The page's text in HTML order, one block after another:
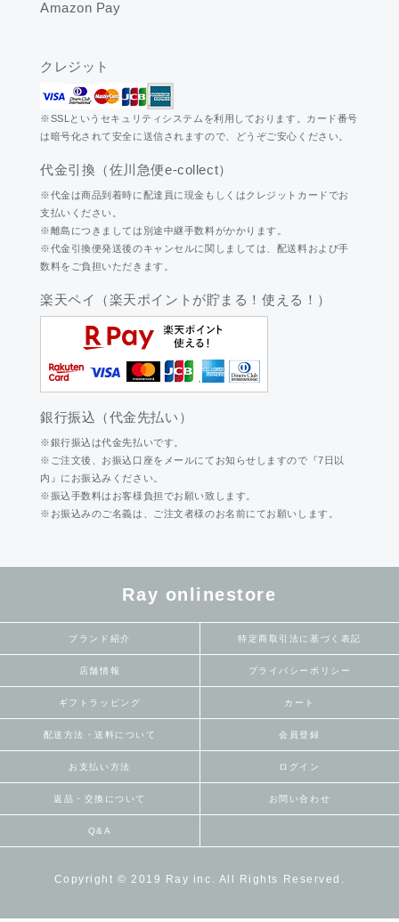
Amazon Pay
クレジット
※SSLというセキュリティシステムを利用しております。カード番号
は暗号化されて安全に送信されますので、どうぞご安心ください。
代金引換（佐川急便e-collect）
※代金は商品到着時に配達員に現金もしくはクレジットカードでお
支払いください。
※離島につきましては別途中継手数料がかかります。
※代金引換便発送後のキャンセルに関しましては、配送料および手
数料をご負担いただきます。
楽天ペイ（楽天ポイントが貯まる！使える！）
銀行振込（代金先払い）
※銀行振込は代金先払いです。
※ご注文後、お振込口座をメールにてお知らせしますので『7日以
内』にお振込みください。
※振込手数料はお客様負担でお願い致します。
※お振込みのご名義は、ご注文者様のお名前にてお願いします。
Ray onlinestore
ブランド紹介
店舗情報
ギフトラッピング
配送方法・送料について
お支払い方法
返品・交換について
Q&A
特定商取引法に基づく表記
プライバシーポリシー
カート
会員登録
ログイン
お問い合わせ
Copyright © 2019 Ray inc. All Rights Reserved.